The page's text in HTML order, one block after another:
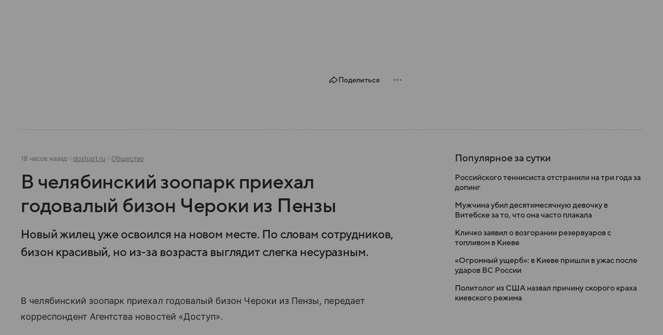
Поделиться
18 часов назад dostup1.ru Общество
В челябинский зоопарк приехал
годовалый бизон Чероки из Пензы
Новый жилец уже освоился на новом месте. По словам сотрудников,
бизон красивый, но из-за возраста выглядит слегка несуразным.
В челябинский зоопарк приехал годовалый бизон Чероки из Пензы, передает
корреспондент Агентства новостей «Доступ».
Популярное за сутки
Российского теннисиста отстранили на три года за
допинг
Мужчина убил десятимесячную девочку в
Витебске за то, что она часто плакала
Кличко заявил о возгорании резервуаров с
топливом в Киеве
«Огромный ущерб»: в Киеве пришли в ужас после
ударов ВС России
Политолог из США назвал причину скорого краха
киевского режима